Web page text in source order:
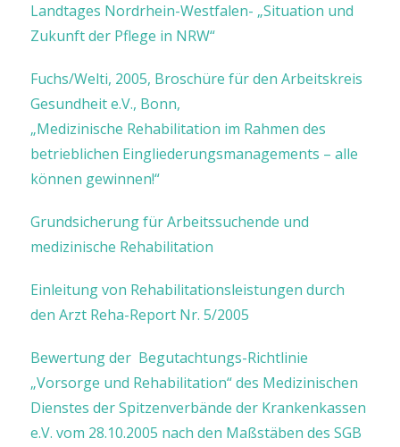
Landtages Nordrhein-Westfalen- „Situation und
Zukunft der Pflege in NRW“
Fuchs/Welti, 2005, Broschüre für den Arbeitskreis
Gesundheit e.V., Bonn,
„Medizinische Rehabilitation im Rahmen des
betrieblichen Eingliederungsmanagements – alle
können gewinnen!“
Grundsicherung für Arbeitssuchende und
medizinische Rehabilitation
Einleitung von Rehabilitationsleistungen durch
den Arzt Reha-Report Nr. 5/2005
Bewertung der Begutachtungs-Richtlinie
„Vorsorge und Rehabilitation“ des Medizinischen
Dienstes der Spitzenverbände der Krankenkassen
e.V. vom 28.10.2005 nach den Maßstäben des SGB